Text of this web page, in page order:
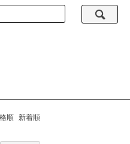
順 新着順